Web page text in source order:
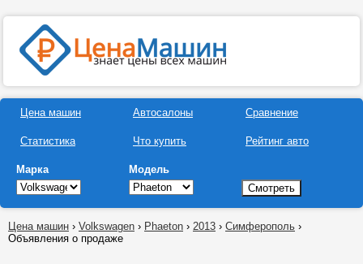
Цена машин
Статистика
Автосалоны
Что купить
Сравнение
Рейтинг авто
Марка Модель
Цена машин › Volkswagen › Phaeton › 2013 › Симферополь ›
Объявления о продаже